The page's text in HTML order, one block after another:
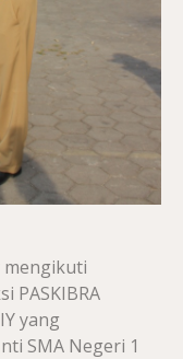
mengikuti
PASKIBRA
yang
SMA Negeri 1